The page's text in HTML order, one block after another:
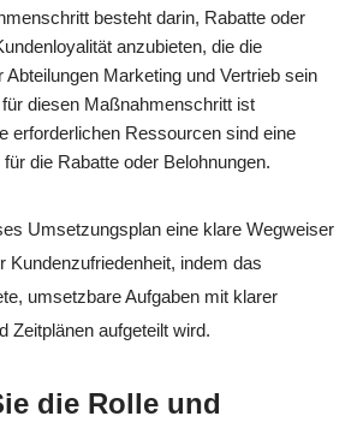
besteht darin, Rabatte oder
anzubieten, die die
Abteilungen Marketing und Vertrieb sein
diesen Maßnahmenschritt ist
erforderlichen Ressourcen sind eine
die Rabatte oder Belohnungen.
Umsetzungsplan eine klare Wegweiser
Kundenzufriedenheit, indem das
umsetzbare Aufgaben mit klarer
Zeitplänen aufgeteilt wird.
die Rolle und